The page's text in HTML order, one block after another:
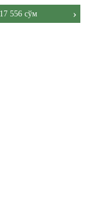
556 сўм ›